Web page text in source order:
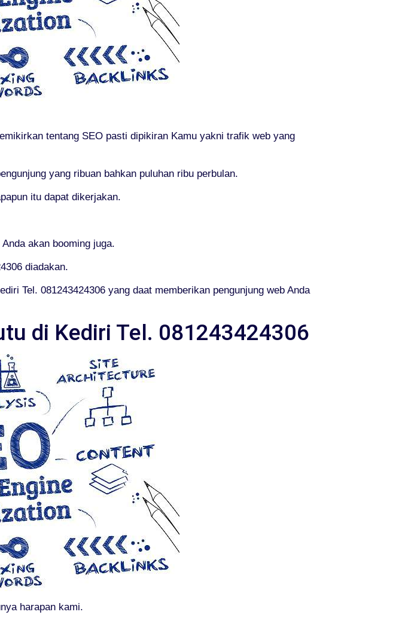
tentang SEO pasti dipikiran Kamu yakni trafik web yang
yang ribuan bahkan puluhan ribu perbulan.
itu dapat dikerjakan.
akan booming juga.
diadakan.
Tel. 081243424306 yang daat memberikan pengunjung web Anda
di Kediri Tel. 081243424306
harapan kami.